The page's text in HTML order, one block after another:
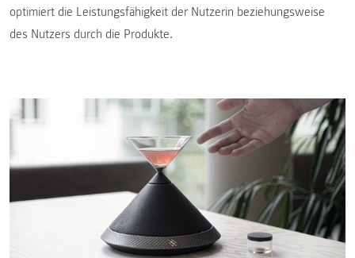
optimiert die Leistungsfähigkeit der Nutzerin beziehungsweise
des Nutzers durch die Produkte.